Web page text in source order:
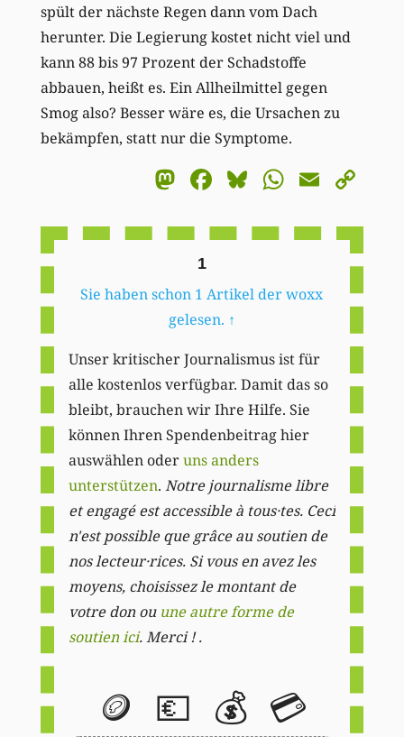
spült der nächste Regen dann vom Dach
herunter. Die Legierung kostet nicht viel und
kann 88 bis 97 Prozent der Schadstoffe
abbauen, heißt es. Ein Allheilmittel gegen
Smog also? Besser wäre es, die Ursachen zu
bekämpfen, statt nur die Symptome.
Mastodon
Facebook
BlueskyEmail
1
Sie haben schon 1 Artikel der woxx
gelesen. ↑
Unser kritischer Journalismus ist für
alle kostenlos verfügbar. Damit das so
bleibt, brauchen wir Ihre Hilfe. Sie
können Ihren Spendenbeitrag hier
auswählen oderuns anders
unterstützen. Notre journalisme libre
et engagé est accessible à tous·tes. Ceci
n'est possible que grâce au soutien de
nos lecteur·rices. Si vous en avez les
moyens, choisissez le montant de
votre don ou une autre forme de
soutien ici. Merci ! .
🪙 💶 💰 💳